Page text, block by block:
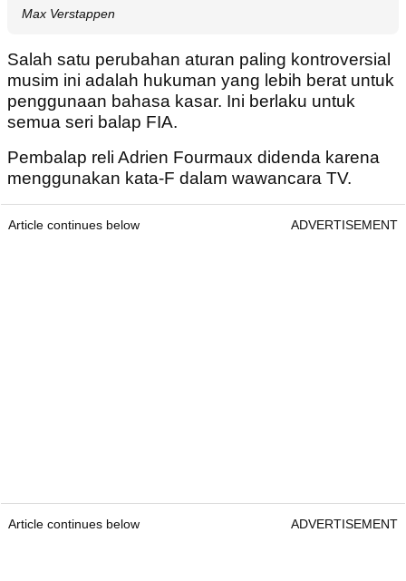
Max Verstappen
Salah satu perubahan aturan paling kontroversial
musim ini adalah hukuman yang lebih berat untuk
penggunaan bahasa kasar. Ini berlaku untuk
semua seri balap FIA.
Pembalap reli Adrien Fourmaux didenda karena
menggunakan kata-F dalam wawancara TV.
Article continues below ADVERTISEMENT
Article continues below ADVERTISEMENT